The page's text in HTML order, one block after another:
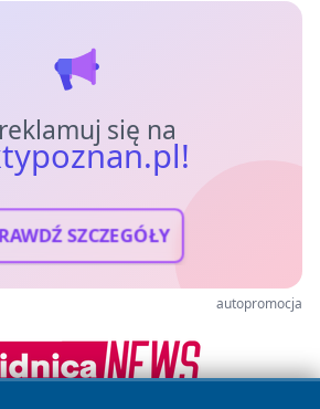
się na
SZCZEGÓŁY
autopromocja